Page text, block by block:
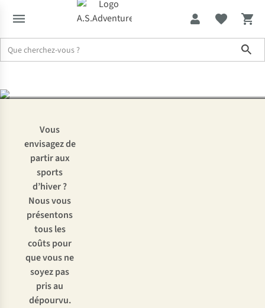
Combien coûtent des
vacances au ski ?
Vous
envisagez de
partir aux
sports
d’hiver ?
Nous vous
présentons
tous les
coûts pour
que vous ne
soyez pas
pris au
dépourvu.